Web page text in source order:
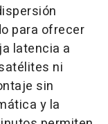
para ofrecer
latencia a
ni
sin
y la